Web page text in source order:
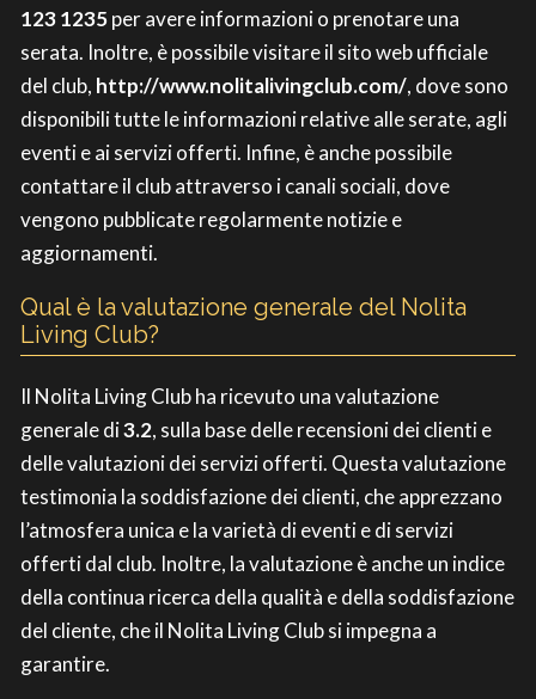
123 1235per avere informazioni o prenotare una
serata. Inoltre, è possibile visitare il sito web ufficiale
del club, http://www.nolitalivingclub.com/, dove sono
disponibili tutte le informazioni relative alle serate, agli
eventi e ai servizi offerti. Infine, è anche possibile
contattare il club attraverso i canali sociali, dove
vengono pubblicate regolarmente notizie e
aggiornamenti.
Qual è la valutazione generale del Nolita
Living Club?
Il Nolita Living Club ha ricevuto una valutazione
generale di3.2, sulla base delle recensioni dei clienti e
delle valutazioni dei servizi offerti. Questa valutazione
testimonia la soddisfazione dei clienti, che apprezzano
l’atmosfera unica e la varietà di eventi e di servizi
offerti dal club. Inoltre, la valutazione è anche un indice
della continua ricerca della qualità e della soddisfazione
del cliente, che il Nolita Living Club si impegna a
garantire.